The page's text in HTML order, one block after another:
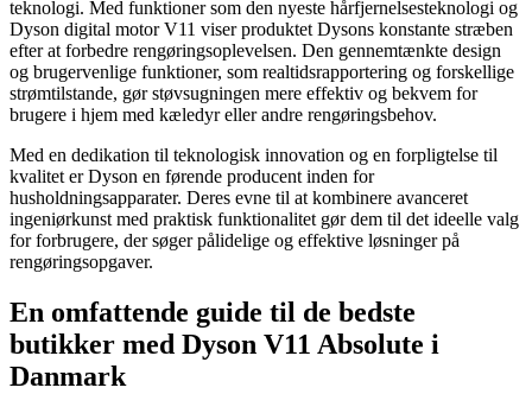
teknologi. Med funktioner som den nyeste hårfjernelsesteknologi og
Dyson digital motor V11 viser produktet Dysons konstante stræben
efter at forbedre rengøringsoplevelsen. Den gennemtænkte design
og brugervenlige funktioner, som realtidsrapportering og forskellige
strømtilstande, gør støvsugningen mere effektiv og bekvem for
brugere i hjem med kæledyr eller andre rengøringsbehov.
Med en dedikation til teknologisk innovation og en forpligtelse til
kvalitet er Dyson en førende producent inden for
husholdningsapparater. Deres evne til at kombinere avanceret
ingeniørkunst med praktisk funktionalitet gør dem til det ideelle valg
for forbrugere, der søger pålidelige og effektive løsninger på
rengøringsopgaver.
En omfattende guide til de bedste
butikker med Dyson V11 Absolute i
Danmark